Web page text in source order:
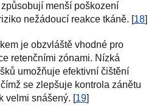
menší poškození
nežádoucí reakce tkáně. [18]
je obzvláště vhodné pro
retenčními zónami. Nízká
umožňuje efektivní čištění
se zlepšuje kontrola zánětu
velmi snášený. [19]